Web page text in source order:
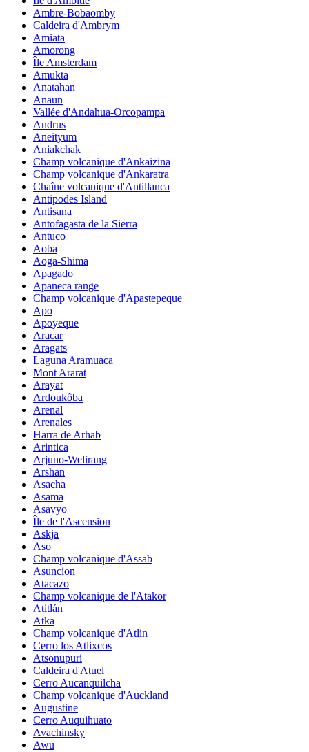
Ambre-Bobaomby
Caldeira d'Ambrym
Amiata
Amorong
Île Amsterdam
Amukta
Anatahan
Anaun
Vallée d'Andahua-Orcopampa
Andrus
Aneityum
Aniakchak
Champ volcanique d'Ankaizina
Champ volcanique d'Ankaratra
Chaîne volcanique d'Antillanca
Antipodes Island
Antisana
Antofagasta de la Sierra
Antuco
Aoba
Aoga-Shima
Apagado
Apaneca range
Champ volcanique d'Apastepeque
Apo
Apoyeque
Aracar
Aragats
Laguna Aramuaca
Mont Ararat
Arayat
Ardoukôba
Arenal
Arenales
Harra de Arhab
Arintica
Arjuno-Welirang
Arshan
Asacha
Asama
Asavyo
Île de l'Ascension
Askja
Aso
Champ volcanique d'Assab
Asuncion
Atacazo
Champ volcanique de l'Atakor
Atitlán
Atka
Champ volcanique d'Atlin
Cerro los Atlixcos
Atsonupuri
Caldeira d'Atuel
Cerro Aucanquilcha
Champ volcanique d'Auckland
Augustine
Cerro Auquihuato
Avachinsky
Awu